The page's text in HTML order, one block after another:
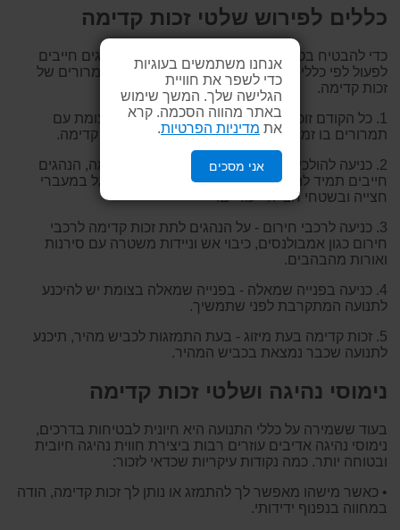
אנחנו משתמשים בעוגיות
כדי לשפר את חוויית
הגלישה שלך. המשך שימוש
באתר מהווה הסכמה. קרא
את מדיניות הפרטיות
אני מסכים
כללים לפירוש שלטי זכות קדימה
כדי להבטיח בטיחות בכביש ולהימנע מתאונות, נהגים חייבים
לפעול לפי כללים ספציפיים כאשר הם נתקלים בתמרורים של
זכות קדימה.
1. כל הקודם זוכה - כאשר מספר רכבים מגיעים לצומת עם
תמרורים בו זמנית, לרכב מימין יש בדרך כלל זכות קדימה.
2. כניעה להולכי רגל - ללא קשר לתמרור זכות קדימה, הנהגים
חייבים תמיד להיכנע ולתת זכות קדימה להולכי הרגל במעברי
חצייה ובשטחי חצייה ייעודיים.
3. כניעה לרכבי חירום - על הנהגים לתת זכות קדימה לרכבי
חירום כגון אמבולנסים, כיבוי אש וניידות משטרה עם סירנות
ואורות מהבהבים.
4. כניעה בפנייה שמאלה - בפנייה שמאלה בצומת יש להיכנע
לתנועה המתקרבת לפני שתמשיך.
5. זכות קדימה בעת מיזוג - בעת התמזגות לכביש מהיר, תיכנע
לתנועה שכבר נמצאת בכביש המהיר.
נימוסי נהיגה ושלטי זכות קדימה
בעוד ששמירה על כללי התנועה היא חיונית לבטיחות בדרכים,
נימוסי נהיגה אדיבים עוזרים רבות ביצירת חווית נהיגה חיובית
ובטוחה יותר. כמה נקודות עיקריות שכדאי לזכור:
• כאשר מישהו מאפשר לך להתמזג או נותן לך זכות קדימה, הודה
במחווה בנפנוף ידידותי.